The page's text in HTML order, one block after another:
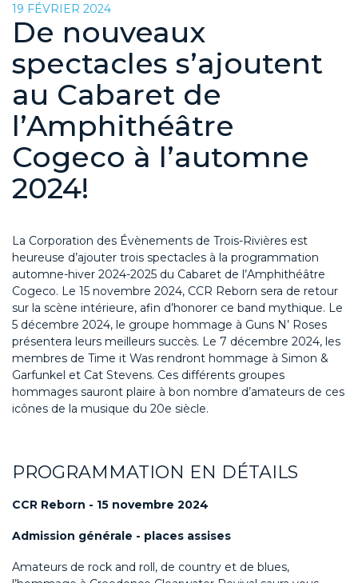
19 FÉVRIER 2024
De nouveaux
spectacles s’ajoutent
au Cabaret de
l’Amphithéâtre
Cogeco à l’automne
2024!
La Corporation des Évènements de Trois-Rivières est
heureuse d’ajouter trois spectacles à la programmation
automne-hiver 2024-2025 du Cabaret de l’Amphithéâtre
Cogeco. Le 15 novembre 2024, CCR Reborn sera de retour
sur la scène intérieure, afin d’honorer ce band mythique. Le
5 décembre 2024, le groupe hommage à Guns N’ Roses
présentera leurs meilleurs succès. Le 7 décembre 2024, les
membres de Time it Was rendront hommage à Simon &
Garfunkel et Cat Stevens. Ces différents groupes
hommages sauront plaire à bon nombre d’amateurs de ces
icônes de la musique du 20e siècle.
PROGRAMMATION EN DÉTAILS
CCR Reborn - 15 novembre 2024
Admission générale - places assises
Amateurs de rock and roll, de country et de blues,